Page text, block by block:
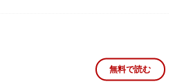
無料で読む